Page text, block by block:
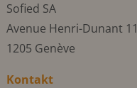
Sofied SA
Avenue Henri-Dunant 11
1205 Genève
Kontakt